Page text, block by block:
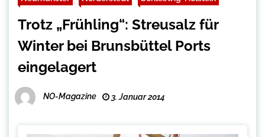
Trotz „Frühling“: Streusalz für
Winter bei Brunsbüttel Ports
eingelagert
NO-Magazine 3. Januar 2014